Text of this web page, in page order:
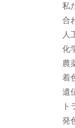
私
合
人
化
農
着
遺
ト
発